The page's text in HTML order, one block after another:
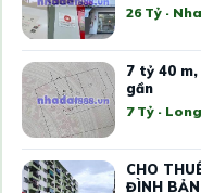
26 Tỷ ·
7 tỷ 40
gần
7 Tỷ ·
CHO
ĐÌNH